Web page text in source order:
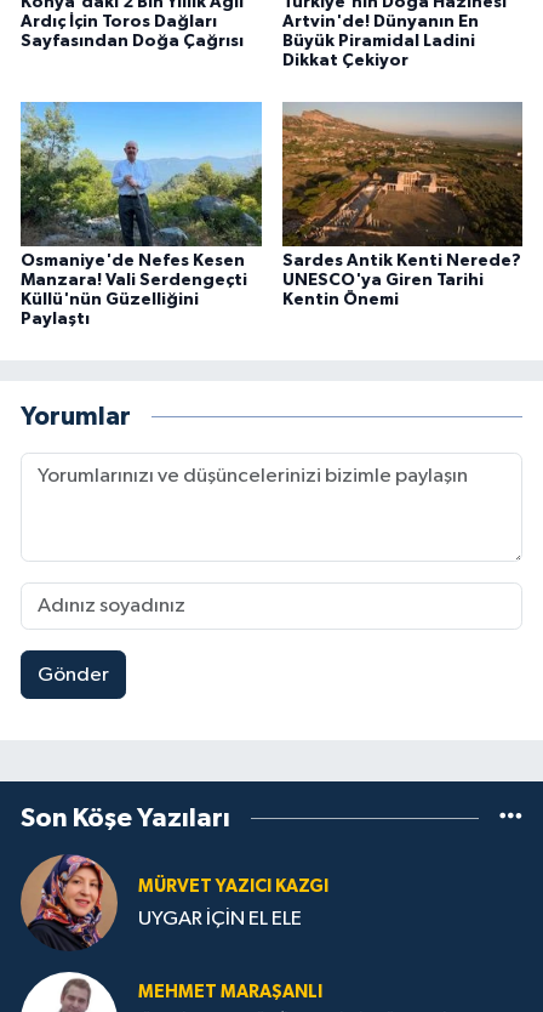
Ardıç İçin Toros Dağları
Sayfasından Doğa Çağrısı
Artvin'de! Dünyanın En
Büyük Piramidal Ladini
Dikkat Çekiyor
Osmaniye'de Nefes Kesen
Manzara! Vali Serdengeçti
Küllü'nün Güzelliğini
Paylaştı
Sardes Antik Kenti Nerede?
UNESCO'ya Giren Tarihi
Kentin Önemi
Yorumlar
Gönder
Son Köşe Yazıları
MÜRVET YAZICI KAZGI
UYGAR İÇİN EL ELE
MEHMET MARAŞANLI